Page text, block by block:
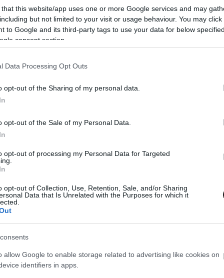
that this website/app uses one or more Google services and may
but not limited to your visit or usage behaviour. You may
to Google and its third-party tags to use your data for below
consent section.
Data Processing Opt Outs
opt-out of the Sharing of my personal data.
opt-out of the Sale of my Personal Data.
opt-out of processing my Personal Data for Targeted
opt-out of Collection, Use, Retention, Sale, and/or Sharing
Data that Is Unrelated with the Purposes for which it
allow Google to enable storage related to advertising like cookies on
identifiers in apps.
nem lesz békés utazás.
akarod majd: Keanu Reeves lehet
film főszereplője
élőszereplős és animációs hibridet készítene.
cége filmet forgat a
12:34
Pictures számára készíti a Drakula ikonikus
at Freddy's 2 első teljes trailere
a pizzázóból az utcára
14:40
és félelmetesebb lesz a folytatás.
Kong filmes projektet rejteget a
06:45